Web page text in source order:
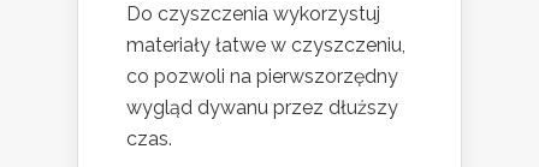
Do czyszczenia wykorzystuj
materiały łatwe w czyszczeniu,
co pozwoli na pierwszorzędny
wygląd dywanu przez dłuższy
czas.